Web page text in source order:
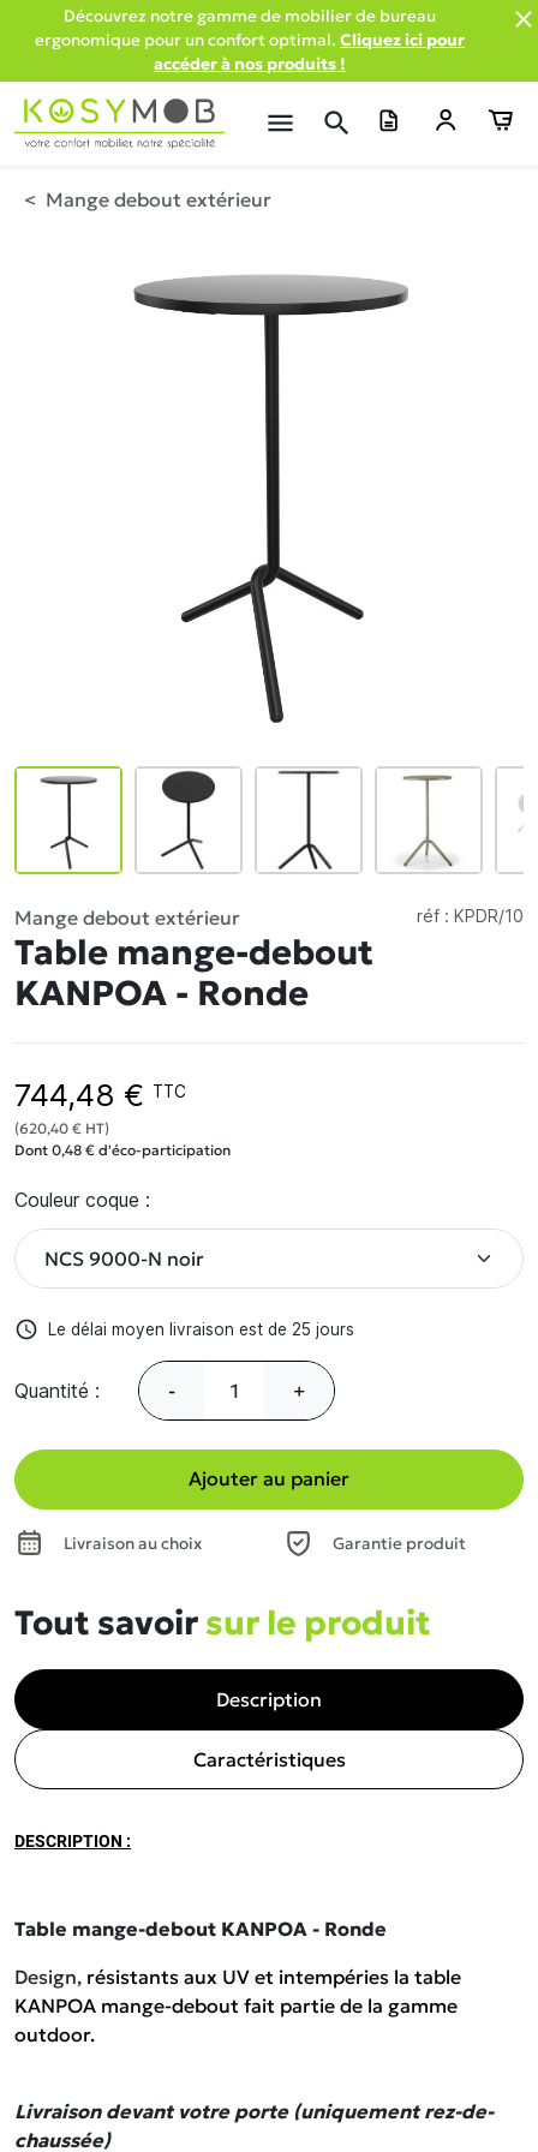
Découvrez notre gamme de mobilier de bureau
ergonomique pour un confort optimal. Cliquez ici pour
accéder à nos produits !

menu search
Mange debout extérieur
Mange debout extérieur réf : KPDR/10
Table mange-debout
KANPOA - Ronde
744,48 € TTC
(620,40 € HT)
Dont 0,48 € d'éco-participation
Couleur coque :
access_time Le délai moyen livraison est de 25 jours
Quantité : - +
Ajouter au panier
Livraison au choix Garantie produit
Tout savoir sur le produit
Description
Caractéristiques
DESCRIPTION :
Table mange-debout KANPOA - Ronde
Design, résistants aux UV et intempéries la table
KANPOA mange-debout fait partie de la gamme
outdoor.
Livraison devant votre porte (uniquement rez-de-
chaussée)